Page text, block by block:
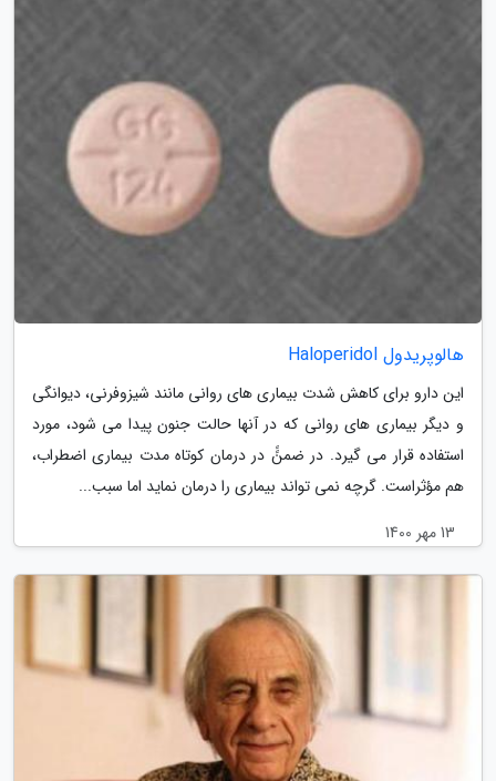
هالوپریدول Haloperidol
این دارو برای کاهش شدت بیماری های روانی مانند شیزوفرنی، دیوانگی
و دیگر بیماری های روانی که در آنها حالت جنون پیدا می شود، مورد
استفاده قرار می گیرد. در ضمنًً در درمان کوتاه مدت بیماری اضطراب،
هم مؤثراست. گرچه نمی تواند بیماری را درمان نماید اما سبب...
13 مهر 1400